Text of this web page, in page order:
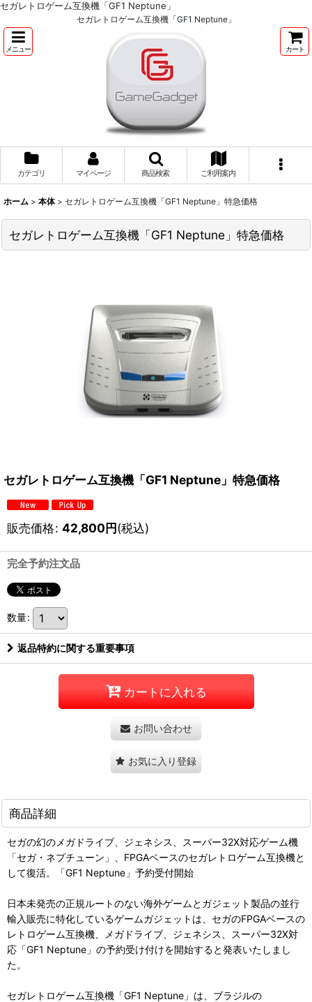
セガレトロゲーム互換機「GF1 Neptune」
セガレトロゲーム互換機「GF1 Neptune」
メニュー カート
カテゴリ マイページ 商品検索 ご利用案内
ホーム > 本体 > セガレトロゲーム互換機「GF1 Neptune」特急価格
セガレトロゲーム互換機「GF1 Neptune」特急価格
セガレトロゲーム互換機「GF1 Neptune」特急価格
販売価格: 42,800円(税込)
完全予約注文品
数量:
返品特約に関する重要事項
カートに入れる
お問い合わせ
お気に入り登録
商品詳細
セガの幻のメガドライブ、ジェネシス、スーパー32X対応ゲーム機
「セガ・ネプチューン」、FPGAベースのセガレトロゲーム互換機と
して復活。「GF1 Neptune」予約受付開始
日本未発売の正規ルートのない海外ゲームとガジェット製品の並行
輸入販売に特化しているゲームガジェットは、セガのFPGAベースの
レトロゲーム互換機、メガドライブ、ジェネシス、スーパー32X対
応「GF1 Neptune」の予約受け付けを開始すると発表いたしまし
た。
セガレトロゲーム互換機「GF1 Neptune」は、ブラジルの